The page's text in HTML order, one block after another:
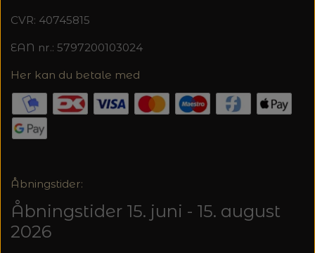
CVR: 40745815
EAN nr.: 5797200103024
Her kan du betale med
Åbningstider:
Åbningstider 15. juni - 15. august
2026